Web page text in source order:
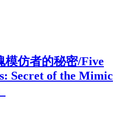
模仿者的秘密/Five
Secret of the Mimic